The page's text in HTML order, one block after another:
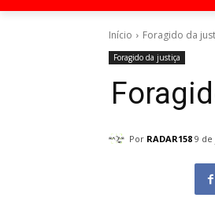
Início Foragido da
Foragido da justiça
Por RADAR158 9 de